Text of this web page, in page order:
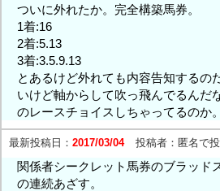
ついに外れたか。完全構築馬券。
1着:16
2着:5.13
3着:3.5.9.13
とあるけど外れても内容告知するの
いけど軸からして吹っ飛んでるんだ
のレースチョイスしちゃってるのか。
最新投稿日： 2017/03/04 投稿者： 匿名で
関係者シークレット馬券のブラッド
の連続あざす。